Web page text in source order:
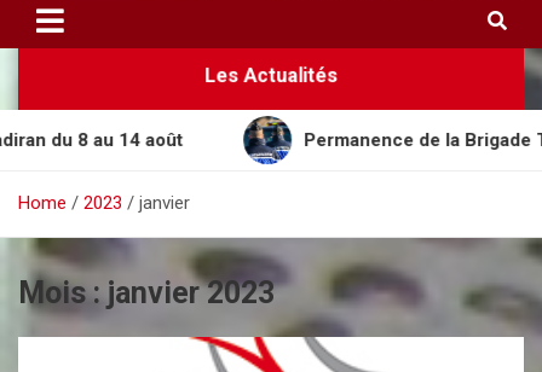
n
Les Actualités
8 au 14 août Permanence de la Brigade
Home 2023 janvier
Mois : janvier 2023